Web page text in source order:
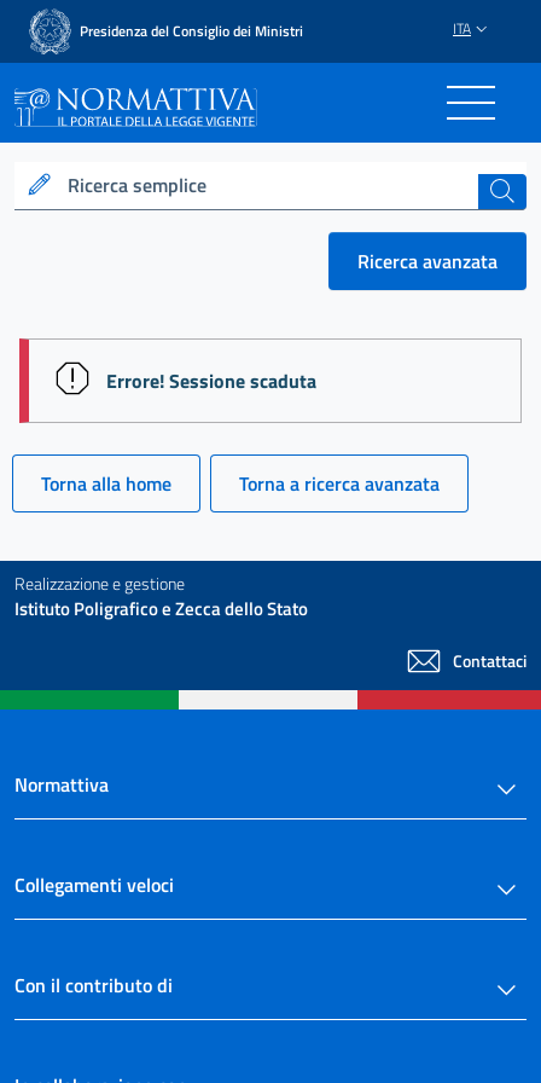
Presidenza del Consiglio dei Ministri ITA
Normattiva - Il portale
Ricerca semplice cerca
Ricerca avanzata
session id:
Errore! Sessione scaduta
Torna alla home Torna a ricerca avanzata
Realizzazione e gestione
Istituto Poligrafico e Zecca dello Stato
Contattaci
Normattiva
Collegamenti veloci
Con il contributo di